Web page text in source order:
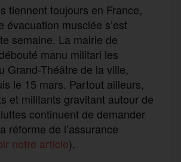
tiennent toujours en France,
évacuation musclée s’est
semaine. La mairie de
manu militari les
Grand-Théâtre de la ville,
le 15 mars. Partout ailleurs,
et militants gravitant autour de
continuent de demander
réforme de l’assurance
notre article).